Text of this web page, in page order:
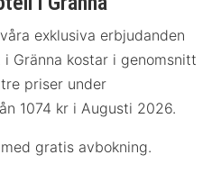
exklusiva erbjudanden
Gränna kostar i genomsnitt
priser under
1074 kr i Augusti 2026.
gratis avbokning.